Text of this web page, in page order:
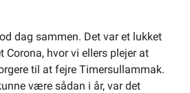
dag sammen. Det var et lukket
Corona, hvor vi ellers plejer at
til at fejre Timersullammak.
være sådan i år, var det